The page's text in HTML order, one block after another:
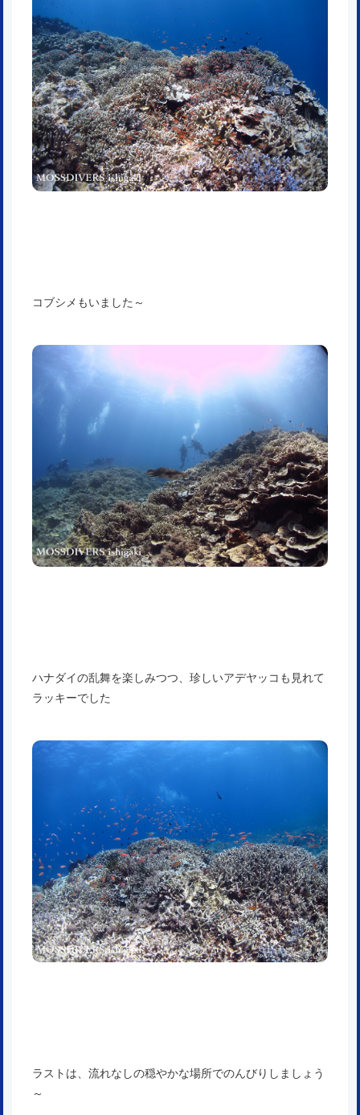
コブシメもいました～
ハナダイの乱舞を楽しみつつ、珍しいアデヤッコも見れて
ラッキーでした
ラストは、流れなしの穏やかな場所でのんびりしましょう
～